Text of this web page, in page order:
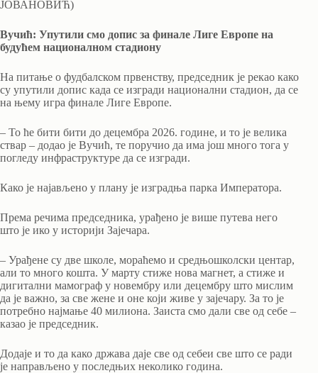
ЈОВАНОВИЋ)
Вучић: Упутили смо допис за финале Лиге Европе на
будућем националном стадиону
На питање о фудбалском првенству, председник је рекао како
су упутили допис када се изгради национални стадион, да се
на њему игра финале Лиге Европе.
– То ће бити бити до децембра 2026. године, и то је велика
ствар – додао је Вучић, те поручио да има још много тога у
погледу инфраструктуре да се изгради.
Како је најављено у плану је изградња парка Императора.
Према речима председника, урађено је више путева него
што је ико у историји Зајечара.
– Урађене су две школе, мораћемо и средњошколски центар,
али то много кошта. У марту стиже нова магнет, а стиже и
дигитални мамограф у новембру или децембру што мислим
да је важно, за све жене и оне који живе у зајечару. За то је
потребно најмање 40 милиона. Заиста смо дали све од себе –
казао је председник.
Додаје и то да како држава даје све од себеи све што се ради
је направљено у последњих неколико година.